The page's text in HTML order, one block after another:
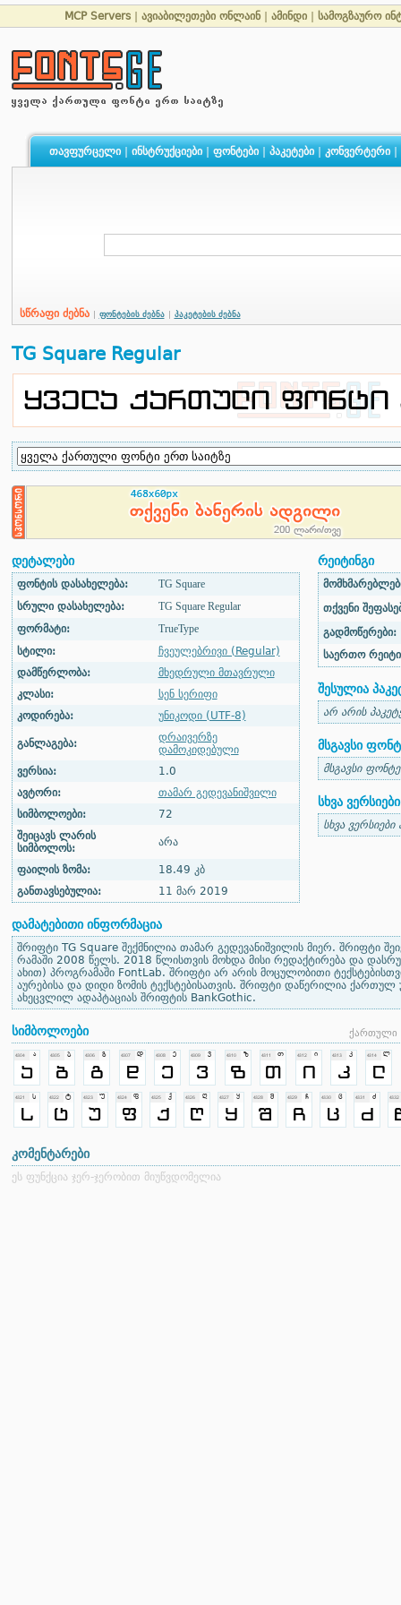
MCP Servers ავიაბილეთები ონლაინ ამინდი სამოგზაურო
თავფურცელი| ინსტრუქციები| ფონტები| პაკეტები| კონვერტერი|
სწრაფი ძებნა ფონტების ძებნა პაკეტების ძებნა
TG Square Regular
დეტალები
ფონტის დასახელება:
TG Square
სრული დასახელება:
TG Square Regular
ფორმატი:
TrueType
სტილი:
ჩვეულებრივი (Regular)
დამწერლობა:
მხედრული მთავრული
კლასი:
სენ სერიფი
კოდირება:
უნიკოდი (UTF-8)
განლაგება:
დრაივერზე
დამოკიდებული
ვერსია:
1.0
ავტორი:
თამარ გედევანიშვილი
სიმბოლოები:
72
შეიცავს ლარის
სიმბოლოს:
არა
ფაილის ზომა:
18.49 კბ
განთავსებულია:
11 მარ 2019
რეიტინგი
თქვენი
გადმოწერები:
საერთო
შესულია
არ არის
მსგავსი
მსგავსი
სხვა ვერსიები
სხვა
დამატებითი ინფორმაცია
შრიფტი TG Square შექმნილია თამარ გედევანიშვილის მიერ. შრიფტი
რამაში 2008 წელს. 2018 წლისთვის მოხდა მისი რედაქტირება და
ახით) პროგრამაში FontLab. შრიფტი არ არის მოცულობითი
აურებისა და დიდი ზომის ტექსტებისათვის. შრიფტი დაწერილია ქართულ
ახეცვლილ ადაპტაციას შრიფტის BankGothic.
სიმბოლოები ქართული
კომენტარები
ეს ფუნქცია ჯერ-ჯერობით მიუწვდომელია